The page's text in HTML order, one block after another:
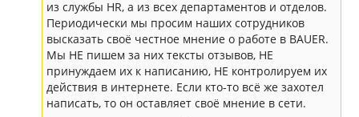
из службы HR, а из всех департаментов и отделов.
Периодически мы просим наших сотрудников
высказать своё честное мнение о работе в BAUER.
Мы НЕ пишем за них тексты отзывов, НЕ
принуждаем их к написанию, НЕ контролируем их
действия в интернете. Если кто-то всё же захотел
написать, то он оставляет своё мнение в сети.